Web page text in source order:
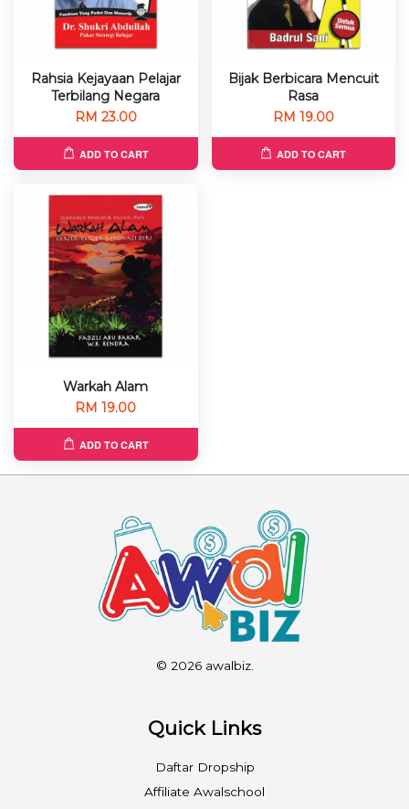
Rahsia Kejayaan Pelajar
Terbilang Negara
RM 23.00
ADD TO CART
Bijak Berbicara Mencuit
Rasa
RM 19.00
ADD TO CART
Warkah Alam
RM 19.00
ADD TO CART
© 2026 awalbiz.
Quick Links
Daftar Dropship
Affiliate Awalschool